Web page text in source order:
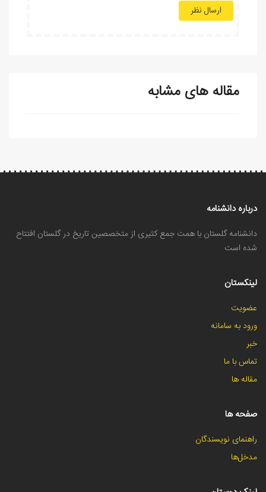
ارسال نظر
مقاله های مشابه
درباره دانشنامه
دانشنامه گلستان با همت جمع کثیری از متخصصین تاریخ در گلستان افتتاح
شده است
لینکستان
عضویت
ورود به سامانه
خبر
تماس با ما
مقاله ها
صفحه ها
راهنمای نویسندگان
مدخل‌ها